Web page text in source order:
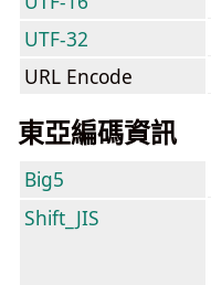
UTF-32
URL Encode
東亞編碼資訊
Big5
Shift_JIS